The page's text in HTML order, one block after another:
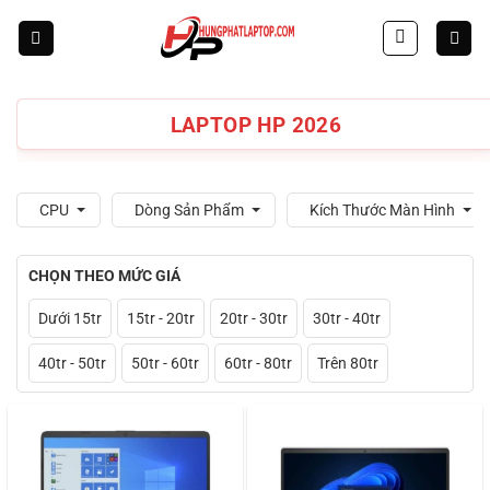
LAPTOP HP 2026
CPU Dòng Sản Phẩm Kích Thước Màn Hình
CHỌN THEO MỨC GIÁ
Dưới 15tr 15tr - 20tr 20tr - 30tr 30tr - 40tr
40tr - 50tr 50tr - 60tr 60tr - 80tr Trên 80tr